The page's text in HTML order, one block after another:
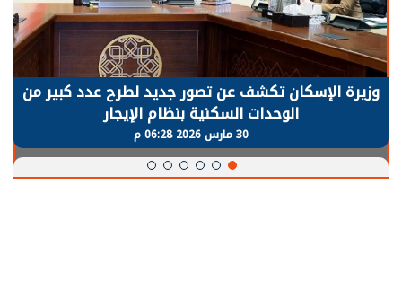
وزيرة الإسكان تكشف عن تصور جديد لطرح عدد كبير من
الوحدات السكنية بنظام الإيجار